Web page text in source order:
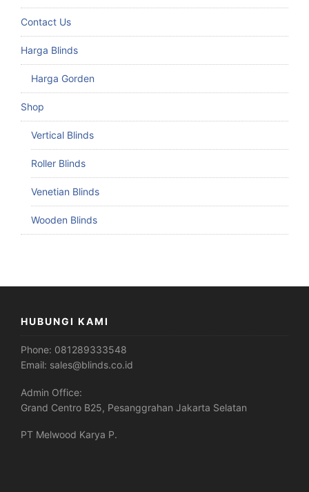
Contact Us
Harga Blinds
Harga Gorden
Shop
Vertical Blinds
Roller Blinds
Venetian Blinds
Wooden Blinds
HUBUNGI KAMI
Phone: 081289333548
Email: sales@blinds.co.id
Admin Office:
Grand Centro B25, Pesanggrahan Jakarta Selatan
PT Melwood Karya P.